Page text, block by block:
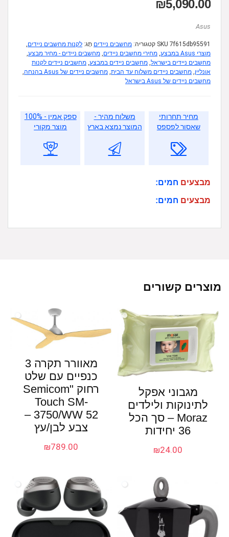
₪5,090.00
Asus
SKU 7f615db95591 קטגוריה: מחשבים ניידים תָג: לקנות מחשבים ניידים,
מוצרי Asus במבצע
, מחירי מחשבים ניידים, מחשבים ניידים - מחיר מבצע,
מחשבים ניידים בישראל, מחשבים ניידים במבצע, מחשבים ניידים לקנות
אונליין, מחשבים ניידים משלוח עד הבית, מחשבים ניידים של Asus בהנחה
,
מחשבים ניידים של Asus בישראל
מחיר תחרותי
שאסור לפספס
משלוח מהיר -
המוצר נמצא בארץ
ספק אמין - 100%
מוצר מקורי
מבצעים חמים:
מבצעים חמים:
מוצרים קשורים
מגבוני אפקל
לתינוקות ולילדים
Moraz – סך הכל
36 יחידות
₪24.00
מאוורר תקרה 3
כנפיים עם שלט
רחוק "Semicom
Touch SM-
3750/WW 52 –
צבע לבן/עץ
₪789.00